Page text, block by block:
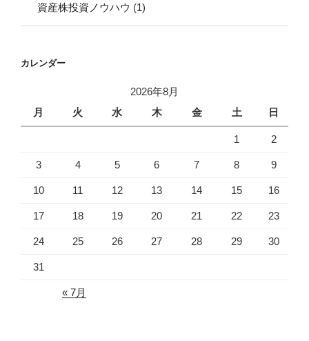
資産株投資ノウハウ (1)
カレンダー
2026年8月
月
火 水 木 金 土 日
1 2
3 4 5 6 7 8 9
10 11 12 13 14 15 16
17 18 19 20 21 22 23
24 25 26 27 28 29 30
31
« 7月